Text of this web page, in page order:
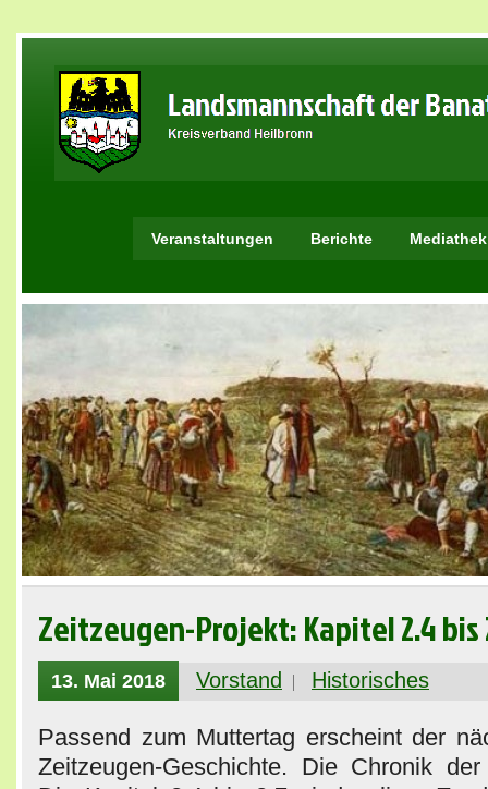
Veranstaltungen Berichte Mediathek
Zeitzeugen-Projekt: Kapitel 2.4 bis
13. Mai 2018 Vorstand Historisches
Passend zum Muttertag erscheint der
Zeitzeugen-Geschichte. Die Chronik